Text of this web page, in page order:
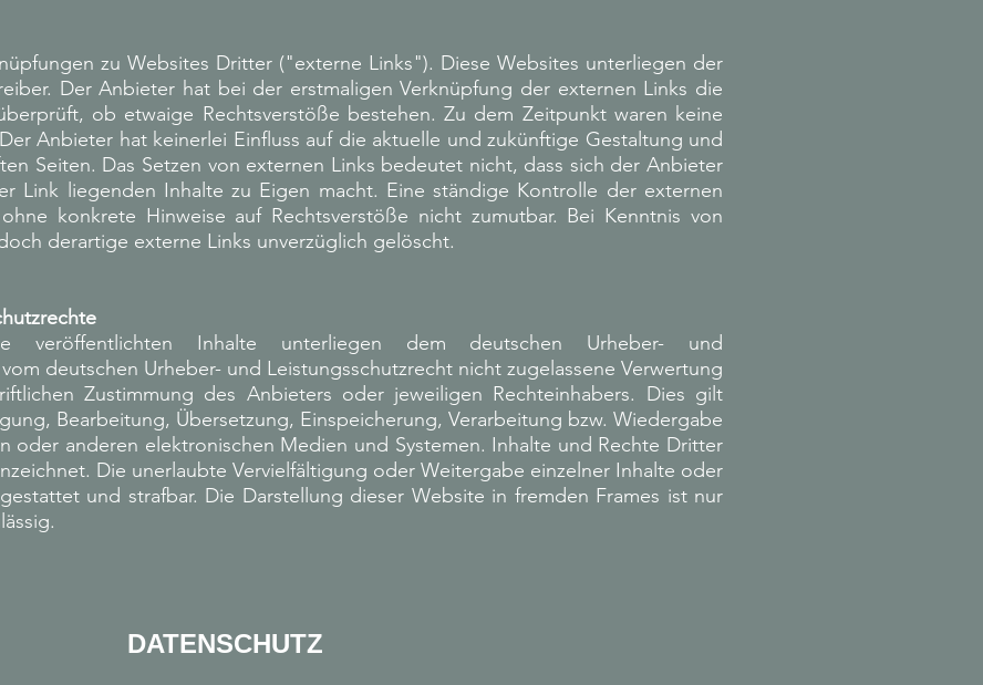
zu Websites Dritter ("externe Links"). Diese Websites unterliegen der
Der Anbieter hat bei der erstmaligen Verknüpfung der externen Links die
ob etwaige Rechtsverstöße bestehen. Zu dem Zeitpunkt waren keine
Anbieter hat keinerlei Einfluss auf die aktuelle und zukünftige Gestaltung und
Seiten. Das Setzen von externen Links bedeutet nicht, dass sich der Anbieter
Link liegenden Inhalte zu Eigen macht. Eine ständige Kontrolle der externen
konkrete Hinweise auf Rechtsverstöße nicht zumutbar. Bei Kenntnis von
derartige externe Links unverzüglich gelöscht.
veröffentlichten Inhalte unterliegen dem deutschen Urheber- und
deutschen Urheber- und Leistungsschutzrecht nicht zugelassene Verwertung
Zustimmung des Anbieters oder jeweiligen Rechteinhabers. Dies gilt
Bearbeitung, Übersetzung, Einspeicherung, Verarbeitung bzw. Wiedergabe
oder anderen elektronischen Medien und Systemen. Inhalte und Rechte Dritter
Die unerlaubte Vervielfältigung oder Weitergabe einzelner Inhalte oder
und strafbar. Die Darstellung dieser Website in fremden Frames ist nur
DATENSCHUTZ